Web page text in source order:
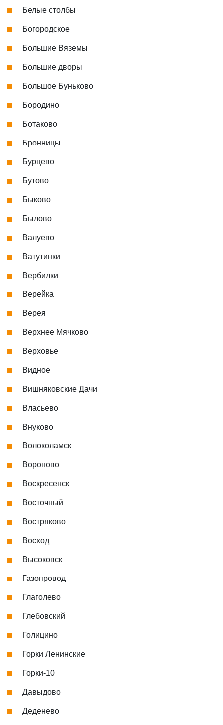
Белые столбы
Богородское
Большие Вяземы
Большие дворы
Большое Буньково
Бородино
Ботаково
Бронницы
Бурцево
Бутово
Быково
Былово
Валуево
Ватутинки
Вербилки
Верейка
Верея
Верхнее Мячково
Верховье
Видное
Вишняковские Дачи
Власьево
Внуково
Волоколамск
Вороново
Воскресенск
Восточный
Востряково
Восход
Высоковск
Газопровод
Глаголево
Глебовский
Голицино
Горки Ленинские
Горки-10
Давыдово
Деденево